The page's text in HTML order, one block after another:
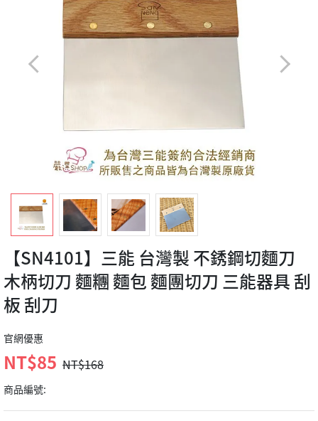
【SN4101】三能 台灣製 不銹鋼切麵刀
木柄切刀 麵糰 麵包 麵團切刀 三能器具 刮
板 刮刀
官網優惠
NT$85 NT$168
商品編號: